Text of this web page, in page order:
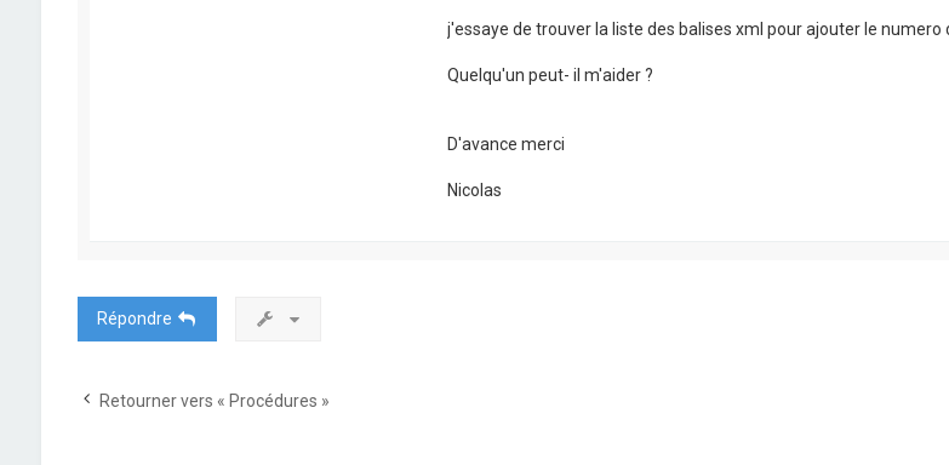
j'essaye de trouver la liste des balises xml pour ajouter le
Quelqu'un peut- il m'aider ?
D'avance merci
Nicolas
Répondre
Retourner vers « Procédures »